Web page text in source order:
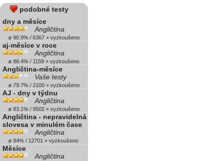
podobné testy
dny a měsíce
Angličtina
ø 90.9% / 6367 × vyzkoušeno
aj-měsíce v roce
Angličtina
ø 86.4% / 1159 × vyzkoušeno
Angličtina-měsíce
Vaše testy
ø 79.7% / 2100 × vyzkoušeno
AJ - dny v týdnu
Angličtina
ø 83.1% / 9502 × vyzkoušeno
Angličtina - nepravidelná
slovesa v minulém čase
Angličtina
ø 84% / 12701 × vyzkoušeno
Měsíce
Angličtina